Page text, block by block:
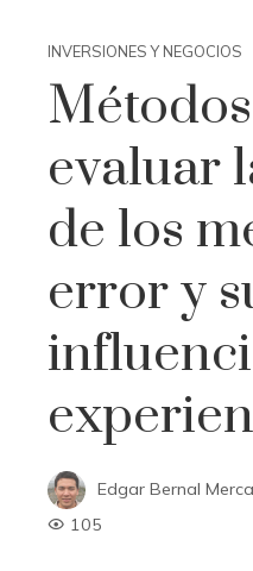
INVERSIONES Y NEGOCIOS
evaluar
de los
error y
Edgar Bernal
105